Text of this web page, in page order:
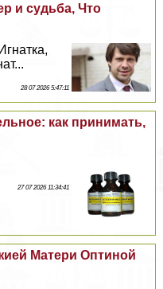
и судьба, Что
28 07 2026 5:47:11
как принимать,
27 07 2026 11:34:41
Матери Оптиной